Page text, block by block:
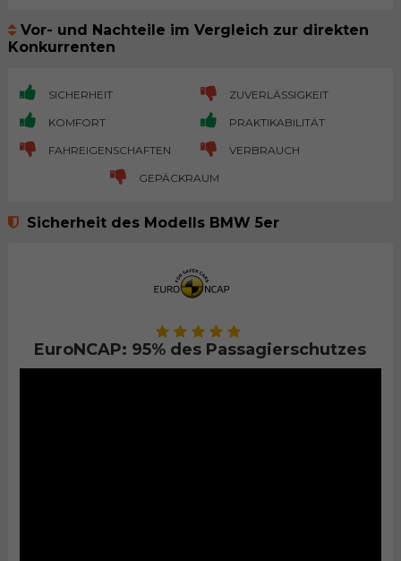
Vor- und Nachteile im Vergleich zur direkten
Konkurrenten
SICHERHEIT ZUVERLÄSSIGKEIT
KOMFORT PRAKTIKABILITÄT
FAHREIGENSCHAFTEN VERBRAUCH
GEPÄCKRAUM
Sicherheit des Modells BMW 5er
EuroNCAP: 95% des Passagierschutzes